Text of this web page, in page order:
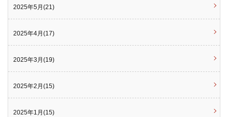
2025年5月(21)
2025年4月(17)
2025年3月(19)
2025年2月(15)
2025年1月(15)